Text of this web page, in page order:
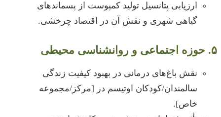
ارزیابی پتانسیل تولید کمپوست از پسماندهای
گیاهی شهری و نقش آن در اقتصاد چرخشی.
۵. حوزه اجتماعی و روانشناسی محیطی
نقش باغ‌های درمانی در بهبود کیفیت زندگی
سالمندان/کودکان اوتیسم در [مرکز/مجموعه
خاص].